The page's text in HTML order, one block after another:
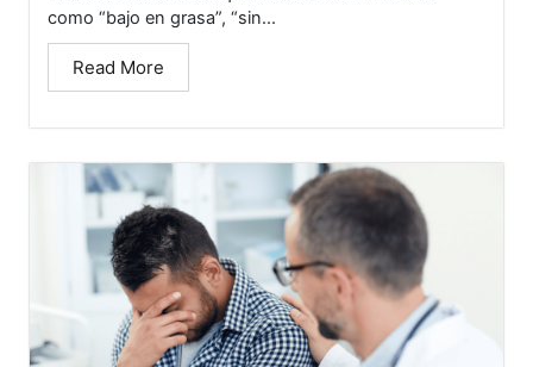
como “bajo en grasa”, “sin...
Read More